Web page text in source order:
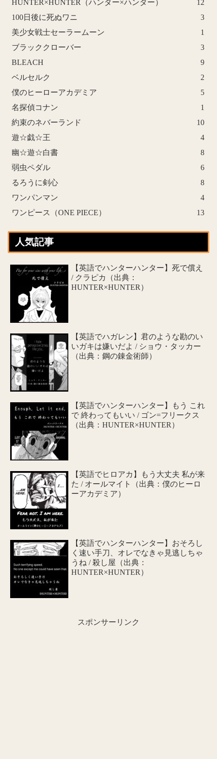
HUNTER×HUNTER（ハンター×ハンター）
12
100日後に死ぬワニ
3
美少女戦士セーラームーン
1
ブラッククローバー
3
BLEACH
9
ベルセルク
2
僕のヒーローアカデミア
5
名探偵コナン
1
約束のネバーランド
10
遊☆戯☆王
4
幽☆遊☆白書
8
弱虫ペダル
6
るろうに剣心
8
ワンパンマン
4
ワンピース（ONE PIECE）
13
人気記事
【英語でハンターハンター】死で償え
/ クラピカ（出典：
HUNTER×HUNTER）
【英語でハガレン】君のような勘のい
いガキは嫌いだよ / ショウ・タッカー
（出典：鋼の錬金術師）
【英語でハンターハンター】もう これ
で 終わってもいい / ゴン=フリークス
（出典：HUNTER×HUNTER）
【英語でヒロアカ】もう大丈夫 私が来
た / オールマイト（出典：僕のヒーロ
ーアカデミア）
【英語でハンターハンター】おそろし
く速い手刀、オレでなきゃ見逃しちゃ
うね / 殺し屋（出典：
HUNTER×HUNTER）
スポンサーリンク